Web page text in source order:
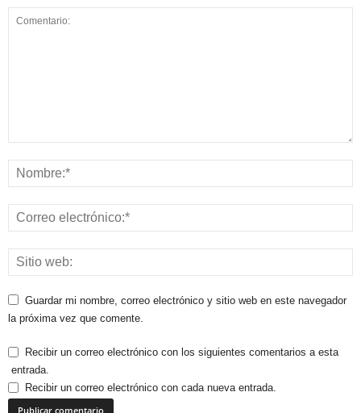
Guardar mi nombre, correo electrónico y sitio web en este navegador
la próxima vez que comente.
Recibir un correo electrónico con los siguientes comentarios a esta
entrada.
Recibir un correo electrónico con cada nueva entrada.